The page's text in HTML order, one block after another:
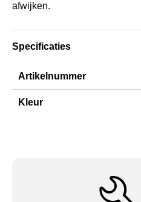
afwijken.
Specificaties
Artikelnummer
Kleur